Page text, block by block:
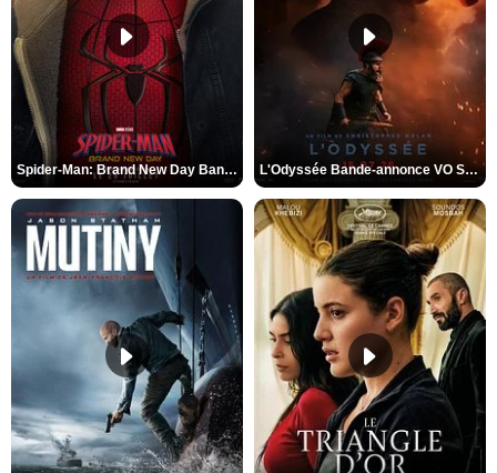
Spider-Man: Brand New Day Bande-annonce VO STFR L'Odyssée Bande-annonce VO STFR